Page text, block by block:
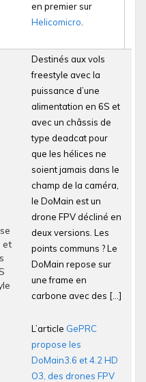
en premier sur
Helicomicro
et
Destinés aux vols
freestyle avec la
puissance d’une
alimentation en 6S et
avec un châssis de
type deadcat pour
que les hélices ne
soient jamais dans le
champ de la caméra,
le DoMain est un
drone FPV décliné en
deux versions. Les
points communs ? Le
DoMain repose sur
une frame en
carbone avec des […]
L’article GePRC
propose les
DoMain3.6 et 4.2 HD
O3, des drones FPV